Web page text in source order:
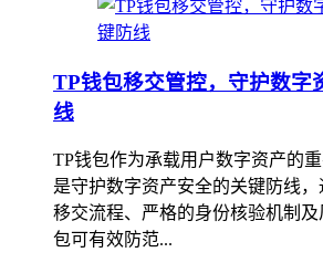
TP钱包移交管控，守护数字
线
TP钱包作为承载用户数字资产的
是守护数字资产安全的关键防线
移交流程、严格的身份核验机制
包可有效防范...